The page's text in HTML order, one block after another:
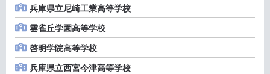
兵庫県立尼崎工業高等学校
雲雀丘学園高等学校
啓明学院高等学校
兵庫県立西宮今津高等学校